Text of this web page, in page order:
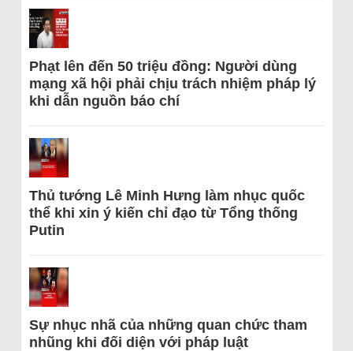
Phạt lên đến 50 triệu đồng: Người dùng
mạng xã hội phải chịu trách nhiệm pháp lý
khi dẫn nguồn báo chí
Thủ tướng Lê Minh Hưng làm nhục quốc
thể khi xin ý kiến chỉ đạo từ Tổng thống
Putin
Sự nhục nhã của những quan chức tham
nhũng khi đối diện với pháp luật